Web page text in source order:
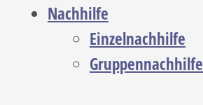
Nachhilfe
Einzelnachhilfe
Gruppennachhilfe